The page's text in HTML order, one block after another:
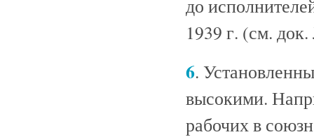
до
1939 г. (см.
6.
высокими.
рабочих в